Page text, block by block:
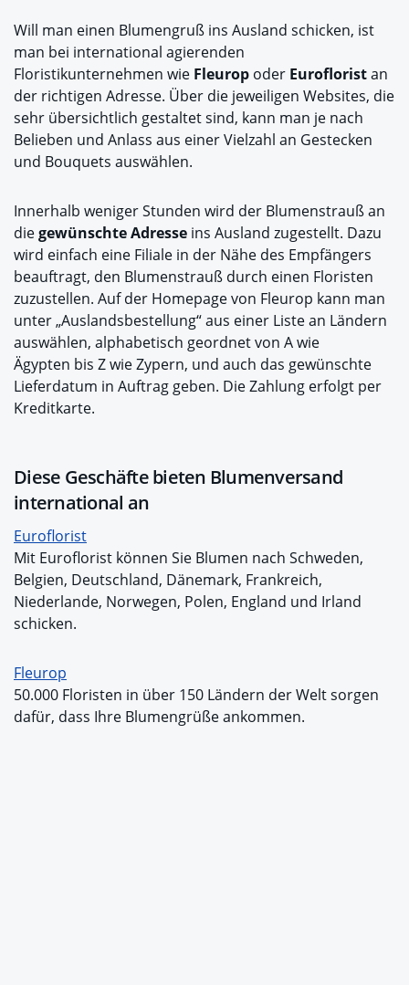
Will man einen Blumengruß ins Ausland schicken, ist
man bei international agierenden
Floristikunternehmen wie Fleurop oder Eurofloristan
der richtigen Adresse. Über die jeweiligen Websites, die
sehr übersichtlich gestaltet sind, kann man je nach
Belieben und Anlass aus einer Vielzahl an Gestecken
und Bouquets auswählen.
Innerhalb weniger Stunden wird der Blumenstrauß an
diegewünschte Adresse ins Ausland zugestellt. Dazu
wird einfach eine Filiale in der Nähe des Empfängers
beauftragt, den Blumenstrauß durch einen Floristen
zuzustellen. Auf der Homepage von Fleurop kann man
unter „Auslandsbestellung“ aus einer Liste an Ländern
auswählen, alphabetisch geordnet von A wie
Ägypten bis Z wie Zypern, und auch das gewünschte
Lieferdatum in Auftrag geben. Die Zahlung erfolgt per
Kreditkarte.
Diese Geschäfte bieten Blumenversand
international an
Euroflorist
Mit Euroflorist können Sie Blumen nach Schweden,
Belgien, Deutschland, Dänemark, Frankreich,
Niederlande, Norwegen, Polen, England und Irland
schicken.
Fleurop
50.000 Floristen in über 150 Ländern der Welt sorgen
dafür, dass Ihre Blumengrüße ankommen.